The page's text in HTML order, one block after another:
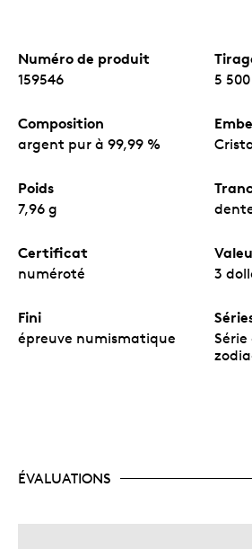
Numéro de produit
159546 5 500
Composition
argent pur à 99,99 %
Poids
7,96 g
Certificat
numéroté 3
Fini
épreuve numismatique
Série
ÉVALUATIONS